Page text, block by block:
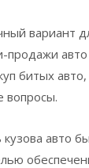
вариант
битых
вопросы.
кузова